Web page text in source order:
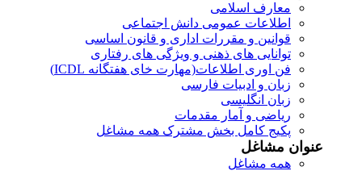
معارف اسلامی
اطلاعات عمومی دانش اجتماعی
قوانین و مقررات اداری و قانون اساسی
توانایی های ذهنی و ویژگی های رفتاری
فن اوری اطلاعات(مهارت خای هفتگانه ICDL)
زبان و ادبیات فارسی
زبان انگلیسی
ریاضی و آمار مقدمات
پکیج کامل بخش مشترک همه مشاغل
عنوان مشاغل
همه مشاغل